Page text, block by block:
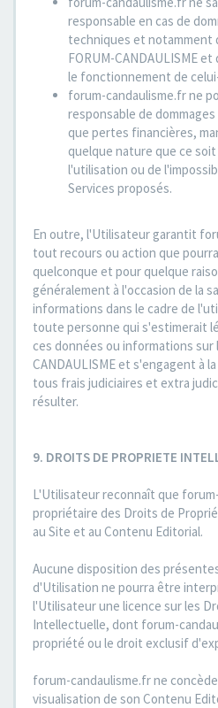
responsable en cas de
techniques et notamment
FORUM-CANDAULISME
le fonctionnement de
forum-candaulisme.fr ne
responsable de
que pertes financières,
quelque nature que ce
l'utilisation ou de
Services proposés.
En outre, l'Utilisateur garantit
tout recours ou action que
quelconque et pour quelque
généralement à l'occasion de la
informations dans le cadre de
toute personne qui s'estimerait
ces données ou informations sur
CANDAULISME et s'engagent à
tous frais judiciaires et extra
résulter.
9. DROITS DE PROPRIETE
L'Utilisateur reconnaît que
propriétaire des Droits de
au Site et au Contenu Editorial.
Aucune disposition des
d'Utilisation ne pourra être
l'Utilisateur une licence sur les
Intellectuelle, dont forum-
propriété ou le droit exclusif
forum-candaulisme.fr ne
visualisation de son Contenu